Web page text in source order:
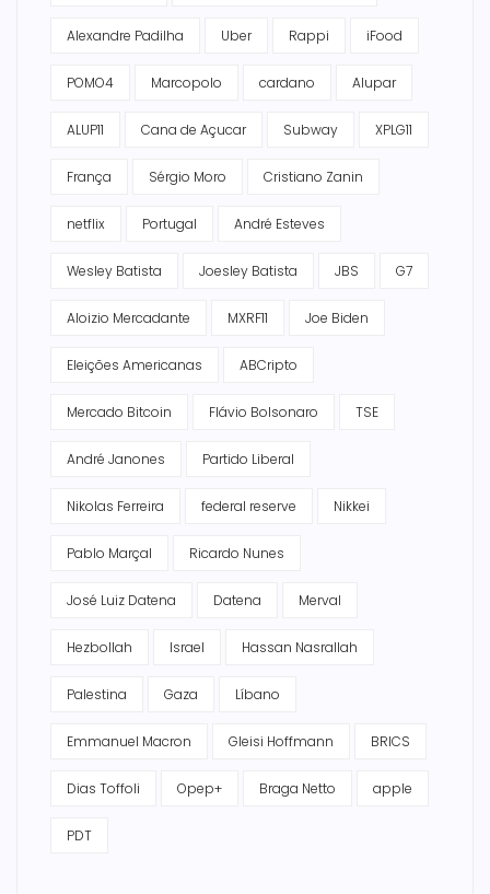
Alexandre Padilha Uber Rappi iFood
POMO4 Marcopolo cardano Alupar
ALUP11 Cana de Açucar Subway XPLG11
França Sérgio Moro Cristiano Zanin
netflix Portugal André Esteves
Wesley Batista Joesley Batista JBS G7
Aloizio Mercadante MXRF11 Joe Biden
Eleições Americanas ABCripto
Mercado Bitcoin Flávio Bolsonaro TSE
André Janones Partido Liberal
Nikolas Ferreira federal reserve Nikkei
Pablo Marçal Ricardo Nunes
José Luiz Datena Datena Merval
Hezbollah Israel Hassan Nasrallah
Palestina Gaza Líbano
Emmanuel Macron Gleisi Hoffmann BRICS
Dias Toffoli Opep+ Braga Netto apple
PDT